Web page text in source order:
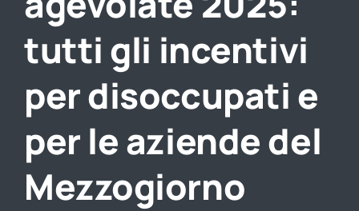
tutti gli incentivi
per disoccupati e
per le aziende del
Mezzogiorno